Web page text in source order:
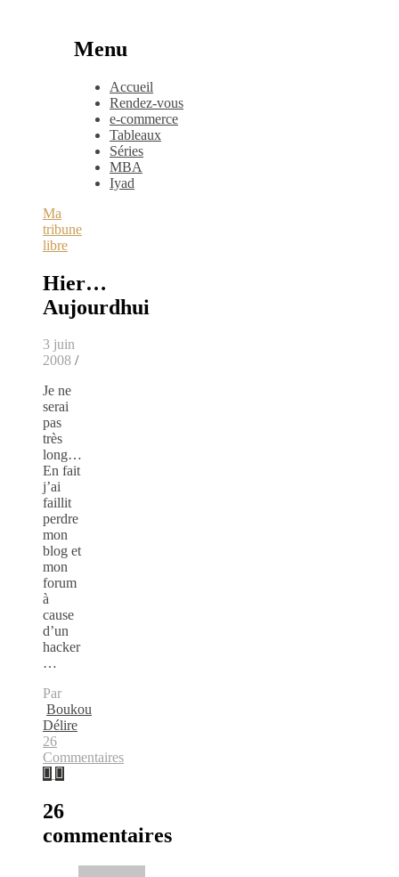
Menu
Accueil
Rendez-vous
e-commerce
Tableaux
Séries
MBA
Iyad
Ma
tribune
libre
Hier…
Aujourdhui
3 juin
2008 /
Je ne
serai
pas
très
long…
En fait
j’ai
faillit
perdre
mon
blog et
mon
forum
à
cause
d’un
hacker
…
Par
Boukou
Délire
26
Commentaires
26
commentaires